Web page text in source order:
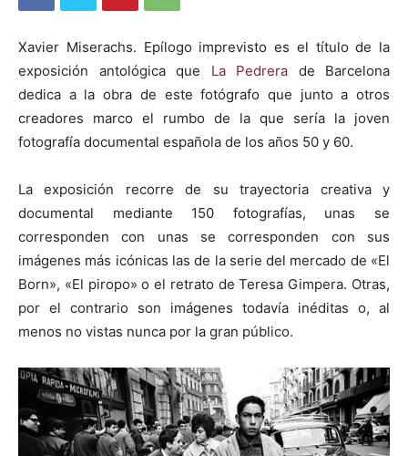
Xavier Miserachs. Epílogo imprevisto es el título de la
exposición antológica que La Pedrera de Barcelona
dedica a la obra de este fotógrafo que junto a otros
creadores marco el rumbo de la que sería la joven
fotografía documental española de los años 50 y 60.
La exposición recorre de su trayectoria creativa y
documental mediante 150 fotografías, unas se
corresponden con unas se corresponden con sus
imágenes más icónicas las de la serie del mercado de «El
Born», «El piropo» o el retrato de Teresa Gimpera. Otras,
por el contrario son imágenes todavía inéditas o, al
menos no vistas nunca por la gran público.